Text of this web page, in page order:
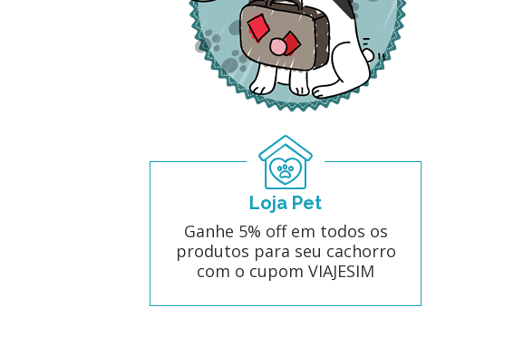
Loja Pet
Ganhe 5% off em todos os
produtos para seu cachorro
com o cupom VIAJESIM